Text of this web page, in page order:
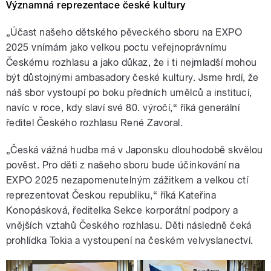
Významná reprezentace české kultury
„Účast našeho dětského pěveckého sboru na EXPO
2025 vnímám jako velkou poctu veřejnoprávnímu
Českému rozhlasu a jako důkaz, že i ti nejmladší mohou
být důstojnými ambasadory české kultury. Jsme hrdí, že
náš sbor vystoupí po boku předních umělců a institucí,
navíc v roce, kdy slaví své 80. výročí,“ říká generální
ředitel Českého rozhlasu René Zavoral.
„Česká vážná hudba má v Japonsku dlouhodobě skvělou
pověst. Pro děti z našeho sboru bude účinkování na
EXPO 2025 nezapomenutelným zážitkem a velkou ctí
reprezentovat Českou republiku,“ říká Kateřina
Konopásková, ředitelka Sekce korporátní podpory a
vnějších vztahů Českého rozhlasu. Děti následně čeká
prohlídka Tokia a vystoupení na českém velvyslanectví.